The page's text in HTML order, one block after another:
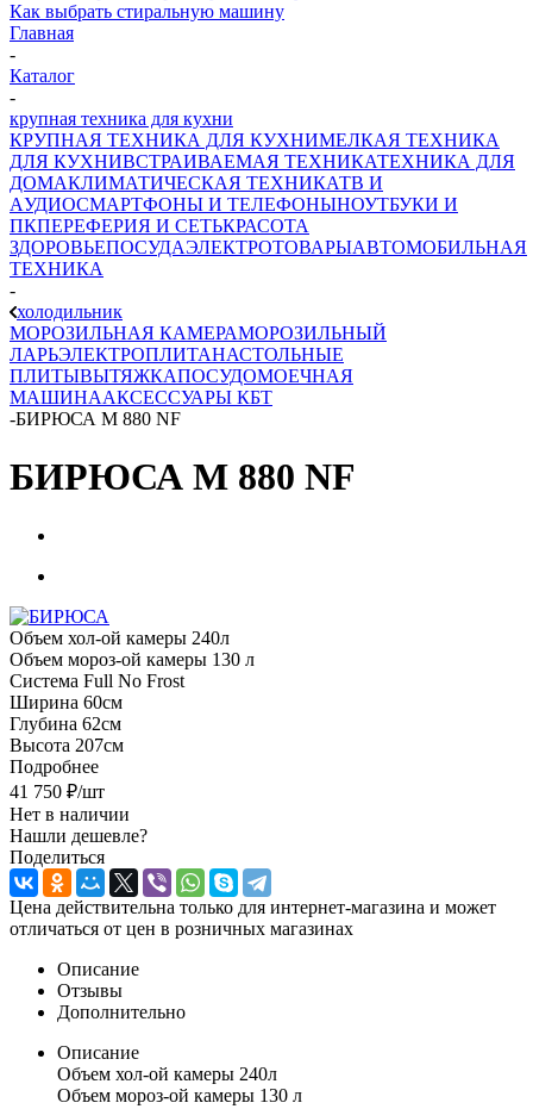
Как выбрать стиральную машину
Главная
-
Каталог
-
крупная техника для кухни
КРУПНАЯ ТЕХНИКА ДЛЯ КУХНИМЕЛКАЯ ТЕХНИКА
ДЛЯ КУХНИВСТРАИВАЕМАЯ ТЕХНИКАТЕХНИКА ДЛЯ
ДОМАКЛИМАТИЧЕСКАЯ ТЕХНИКАТВ И
AУДИОСМАРТФОНЫ И ТЕЛЕФОНЫНОУТБУКИ И
ПКПЕРЕФЕРИЯ И СЕТЬКРАСОТА
ЗДОРОВЬЕПОСУДАЭЛЕКТРОТОВАРЫАВТОМОБИЛЬНАЯ
ТЕХНИКА
-
холодильник
МОРОЗИЛЬНАЯ КАМЕРАМОРОЗИЛЬНЫЙ
ЛАРЬЭЛЕКТРОПЛИТАНАСТОЛЬНЫЕ
ПЛИТЫВЫТЯЖКАПОСУДОМОЕЧНАЯ
МАШИНААКСЕССУАРЫ КБТ
-БИРЮСА M 880 NF
БИРЮСА M 880 NF
Объем хол-ой камеры 240л
Объем мороз-ой камеры 130 л
Система Full No Frost
Ширина 60см
Глубина 62см
Высота 207см
Подробнее
41 750 ₽/шт
Нет в наличии
Нашли дешевле?
Поделиться
Цена действительна только для интернет-магазина и может
отличаться от цен в розничных магазинах
Описание
Отзывы
Дополнительно
Описание
Объем хол-ой камеры 240л
Объем мороз-ой камеры 130 л